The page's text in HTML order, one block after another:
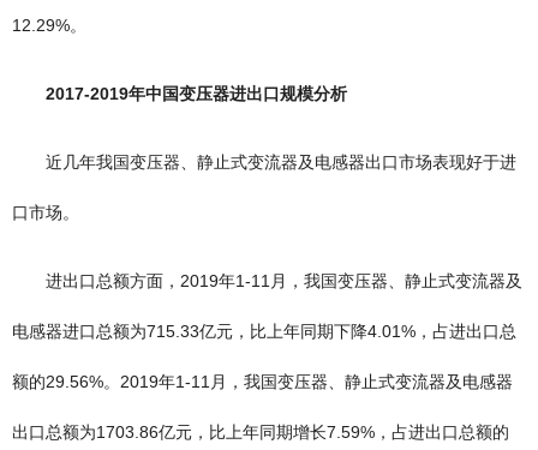
12.29%。
2017-2019年中国变压器进出口规模分析
近几年我国变压器、静止式变流器及电感器出口市场表现好于进
口市场。
进出口总额方面，2019年1-11月，我国变压器、静止式变流器及
电感器进口总额为715.33亿元，比上年同期下降4.01%，占进出口总
额的29.56%。2019年1-11月，我国变压器、静止式变流器及电感器
出口总额为1703.86亿元，比上年同期增长7.59%，占进出口总额的